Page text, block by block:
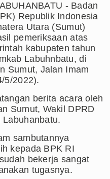
Manchester United
Gilas AC Milan di Laga
Jaya Labuhanbatu
Bobby Nasution Minta
: Kemerdekaan
ke Pemandian Air
Nan Tujuh
Ringkus 3
- Badan
Republik Indonesia
Utara (Sumut)
pemeriksaan atas
kabupaten tahun
Labuhnbatu, di
Sumut, Jalan Imam
5/2022).
berita acara oleh
Sumut, Wakil DPRD
sambutannya
kepada BPK RI
bekerja sangat
tugasnya.